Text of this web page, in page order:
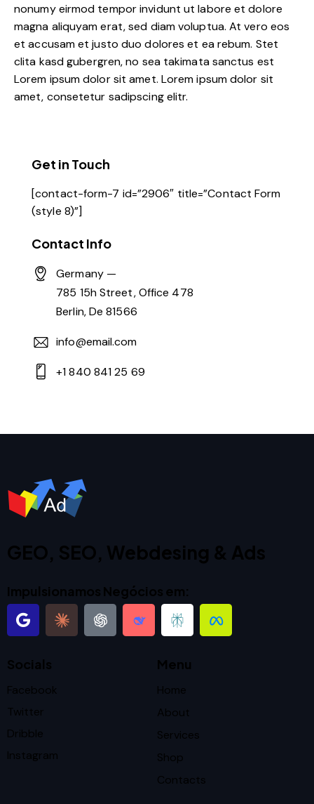
nonumy eirmod tempor invidunt ut labore et dolore
magna aliquyam erat, sed diam voluptua. At vero eos
et accusam et justo duo dolores et ea rebum. Stet
clita kasd gubergren, no sea takimata sanctus est
Lorem ipsum dolor sit amet. Lorem ipsum dolor sit
amet, consetetur sadipscing elitr.
Get in Touch
[contact-form-7 id=”2906″ title=”Contact Form
(style 8)”]
Contact Info
Germany —
785 15h Street, Office 478
Berlin, De 81566
info@email.com
+1 840 841 25 69
GEO, SEO, Webdesing & Ads
Impulsionamos Negócios em:
Socials
Facebook
Twitter
Dribble
Instagram
Menu
Home
About
Services
Shop
Contacts